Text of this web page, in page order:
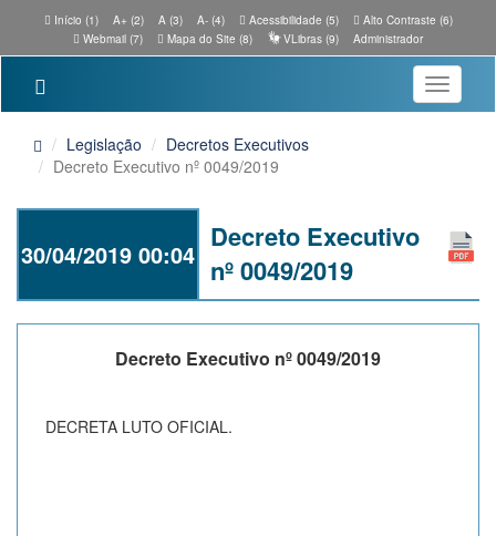
Início (1) A+ (2) A (3) A- (4) Acessibilidade (5)
Alto Contraste (6)
Webmail (7)
Mapa do Site (8) VLibras (9) Administrador
Toggle
Legislação
Decretos Executivos
Decreto Executivo nº 0049/2019
30/04/2019 00:04
Decreto Executivo
nº 0049/2019
Decreto Executivo nº 0049/2019
DECRETA LUTO OFICIAL.